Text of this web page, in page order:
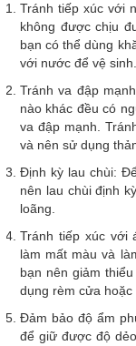
Tránh tiếp xúc với
không được chịu
bạn có thể dùng
với nước để vệ sinh.
Tránh va đập
nào khác đều có
va đập mạnh.
và nên sử dụng
Định kỳ lau chùi:
nên lau chùi định
loãng.
Tránh tiếp xúc với
làm mất màu và
bạn nên giảm
dụng rèm cửa hoặc
Đảm bảo độ ẩm
để giữ được độ